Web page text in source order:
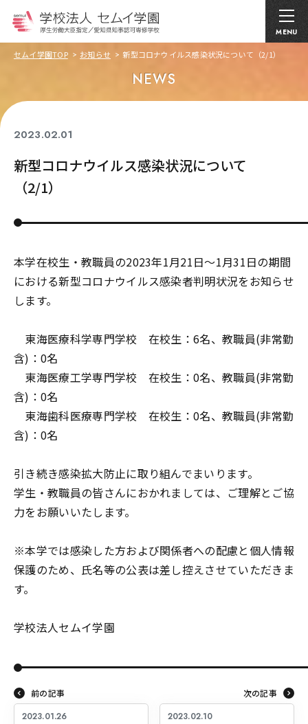
MENU
セムイ学園TOP お知らせ 新型コロナウイルス感染状況について（2/1）
NEWS
2023.02.01
新型コロナウイルス感染状況について
（2/1）
本学在校生・教職員の2023年1月21日～1月31日の期間
における新型コロナウイルス感染者判明状況をお知らせ
します。
東海医療科学専門学校 在校生：6名、教職員(非常勤
含)：0名
東海医療工学専門学校 在校生：0名、教職員(非常勤
含)：0名
東海歯科医療専門学校 在校生：0名、教職員(非常勤
含)：0名
引き続き感染拡大防止に取り組んでまいります。
学生・教職員の皆さんにおかれましては、ご理解とご協
力をお願いいたします。
※本学では感染した方および関係者への配慮と個人情報
保護のため、氏名等の公表は差し控えさせていただきま
す。
学校法人セムイ学園
前の記事
2023.01.26
次の記事
2023.02.10